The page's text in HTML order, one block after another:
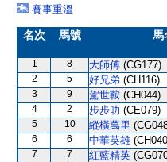
賽事重溫
名次 馬號 馬
1 8 大師傅 (CG177)
2 5 好兄弟 (CH116)
3 9 駕世鞍 (CH044)
4 2 步步叻 (CE079)
5 10 縱橫萬里
6 6 中華英雄
7 7 紅藍精英